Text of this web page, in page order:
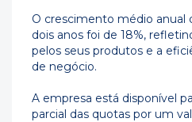
O crescimento médio anual
dois anos foi de 18%,
pelos seus produtos e a
de negócio.
A empresa está disponível
parcial das quotas por um